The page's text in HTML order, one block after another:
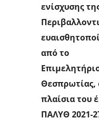
ενίσχυσης
από το
Θεσπρωτίας,
πλαίσια του
ΠΑΛΥΘ 2021-